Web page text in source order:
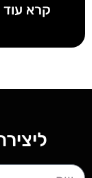
קרא עוד